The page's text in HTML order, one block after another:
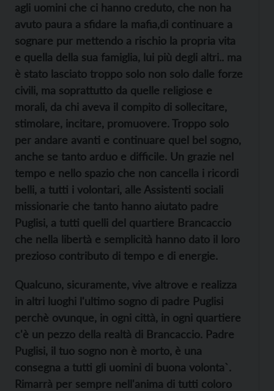
agli uomini che ci hanno creduto, che non ha
avuto paura a sfidare la mafia,di continuare a
sognare pur mettendo a rischio la propria vita
e quella della sua famiglia, lui più degli altri.. ma
è stato lasciato troppo solo non solo dalle forze
civili, ma soprattutto da quelle religiose e
morali, da chi aveva il compito di sollecitare,
stimolare, incitare, promuovere. Troppo solo
per andare avanti e continuare quel bel sogno,
anche se tanto arduo e difficile. Un grazie nel
tempo e nello spazio che non cancella i ricordi
belli, a tutti i volontari, alle Assistenti sociali
missionarie che tanto hanno aiutato padre
Puglisi, a tutti quelli del quartiere Brancaccio
che nella libertà e semplicità hanno dato il loro
prezioso contributo di tempo e di energie.
Qualcuno, sicuramente, vive altrove e realizza
in altri luoghi l'ultimo sogno di padre Puglisi
perchè ovunque, in ogni città, in ogni quartiere
c'è un pezzo della realtà di Brancaccio. Padre
Puglisi, il tuo sogno non è morto, è una
consegna a tutti gli uomini di buona volonta`.
Rimarrà per sempre nell'anima di tutti coloro